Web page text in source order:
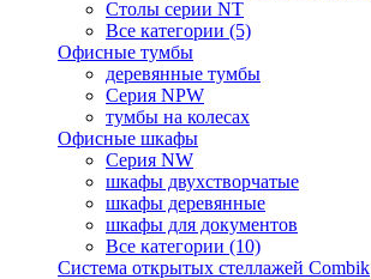
Столы серии NT
Все категории (5)
Офисные тумбы
деревянные тумбы
Серия NPW
тумбы на колесах
Офисные шкафы
Серия NW
шкафы двухстворчатые
шкафы деревянные
шкафы для документов
Все категории (10)
Система открытых стеллажей Combik